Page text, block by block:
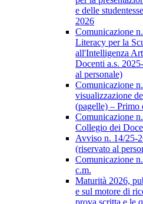
e delle
2026
Comunicazione
Literacy per la
all'Intelligenza
Docenti a.s.
al personale)
Comunicazione
visualizzazione
(pagelle) – Primo
Comunicazione
Collegio dei
Avviso n. 14/25-
(riservato al
Comunicazione
c.m.
Maturità 2026,
e sul motore di